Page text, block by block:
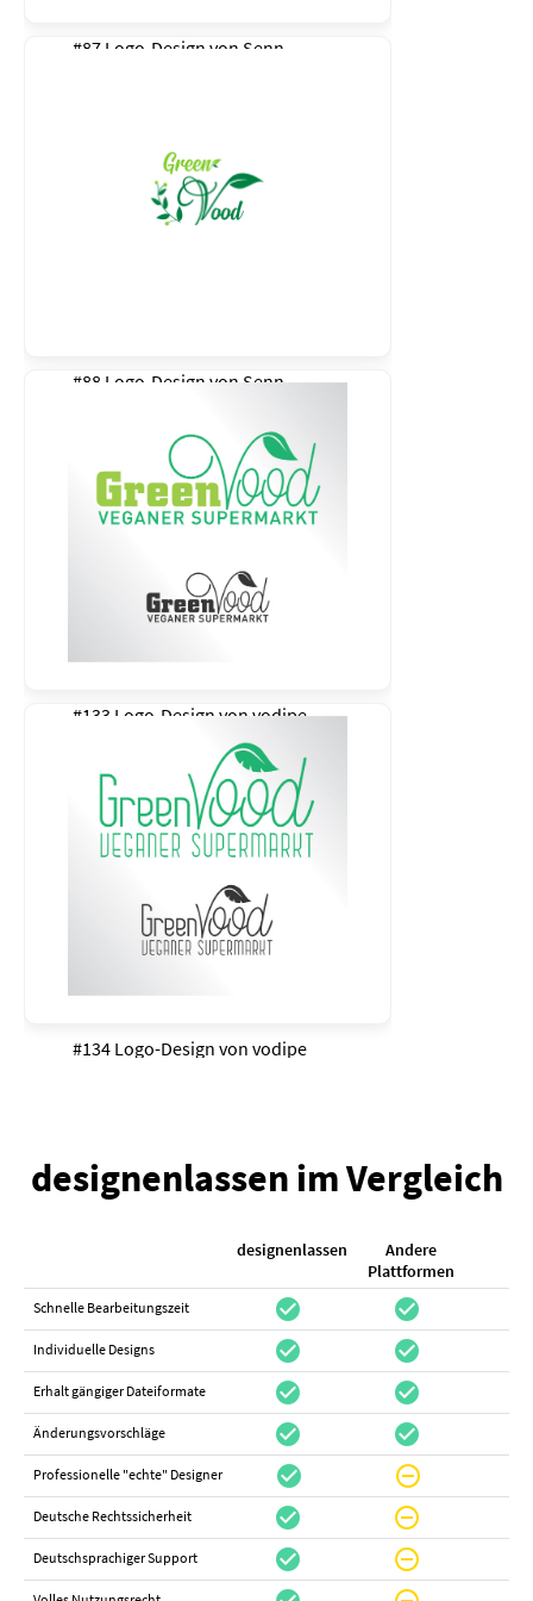
#87 Logo-Design von Senn
#88 Logo-Design von Senn
#133 Logo-Design von vodipe
#134 Logo-Design von vodipe
designenlassen im Vergleich
designenlassen
Andere
Plattformen
Schnelle Bearbeitungszeit check_circle check_circle
Individuelle Designs check_circle check_circle
Erhalt gängiger Dateiformate check_circle check_circle
Änderungsvorschläge check_circle check_circle
Professionelle "echte" Designer check_circle do_not_disturb_on
Deutsche Rechtssicherheit check_circle do_not_disturb_on
Deutschsprachiger Support check_circle do_not_disturb_on